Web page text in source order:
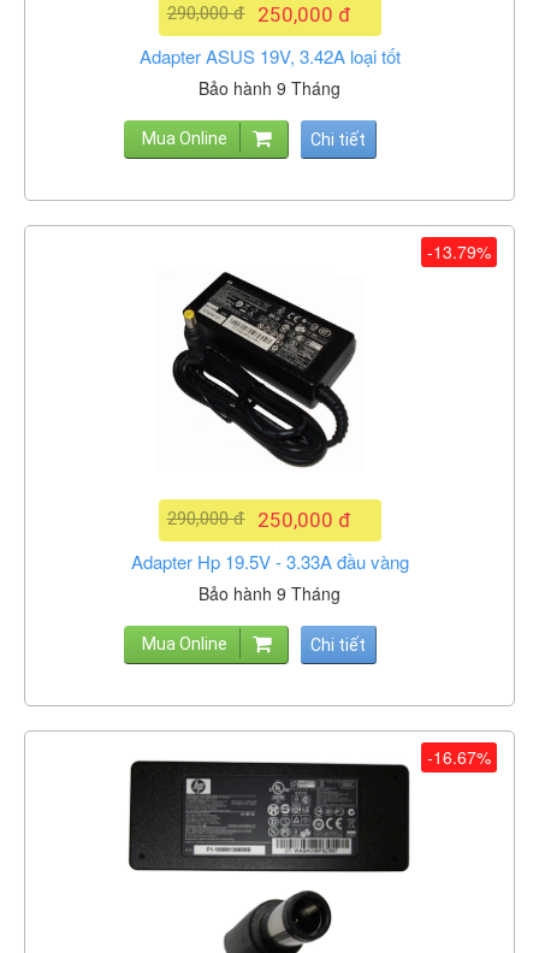
250,000 đ
290,000 đ
Adapter ASUS 19V, 3.42A loại tốt
Bảo hành 9 Tháng
Mua Online Chi tiết
250,000 đ
290,000 đ
Adapter Hp 19.5V - 3.33A đầu vàng
Bảo hành 9 Tháng
Mua Online Chi tiết
-13.79%
-16.67%